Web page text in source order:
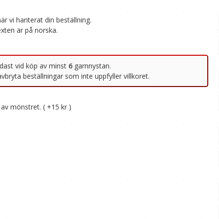
mönstret. ( +15 kr )